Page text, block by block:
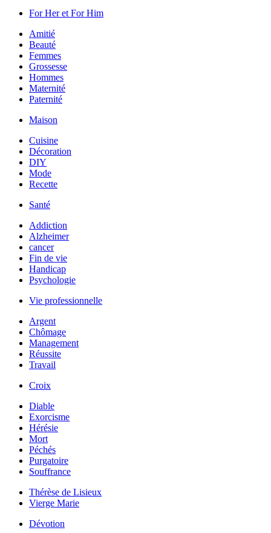
For Her et For Him
Amitié
Beauté
Femmes
Grossesse
Hommes
Maternité
Paternité
Maison
Cuisine
Décoration
DIY
Mode
Recette
Santé
Addiction
Alzheimer
cancer
Fin de vie
Handicap
Psychologie
Vie professionnelle
Argent
Chômage
Management
Réussite
Travail
Croix
Diable
Exorcisme
Hérésie
Mort
Péchés
Purgatoire
Souffrance
Thérèse de Lisieux
Vierge Marie
Dévotion